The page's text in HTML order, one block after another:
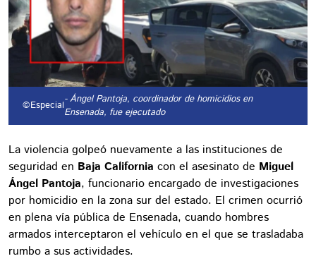
©Especial- Ángel Pantoja, coordinador de homicidios en
Ensenada, fue ejecutado
La violencia golpeó nuevamente a las instituciones de
seguridad en Baja California con el asesinato de Miguel
Ángel Pantoja, funcionario encargado de investigaciones
por homicidio en la zona sur del estado. El crimen ocurrió
en plena vía pública de Ensenada, cuando hombres
armados interceptaron el vehículo en el que se trasladaba
rumbo a sus actividades.